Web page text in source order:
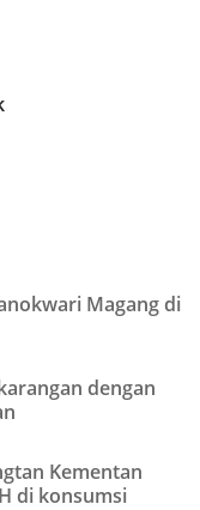
Magang di
dengan
Kementan
di konsumsi